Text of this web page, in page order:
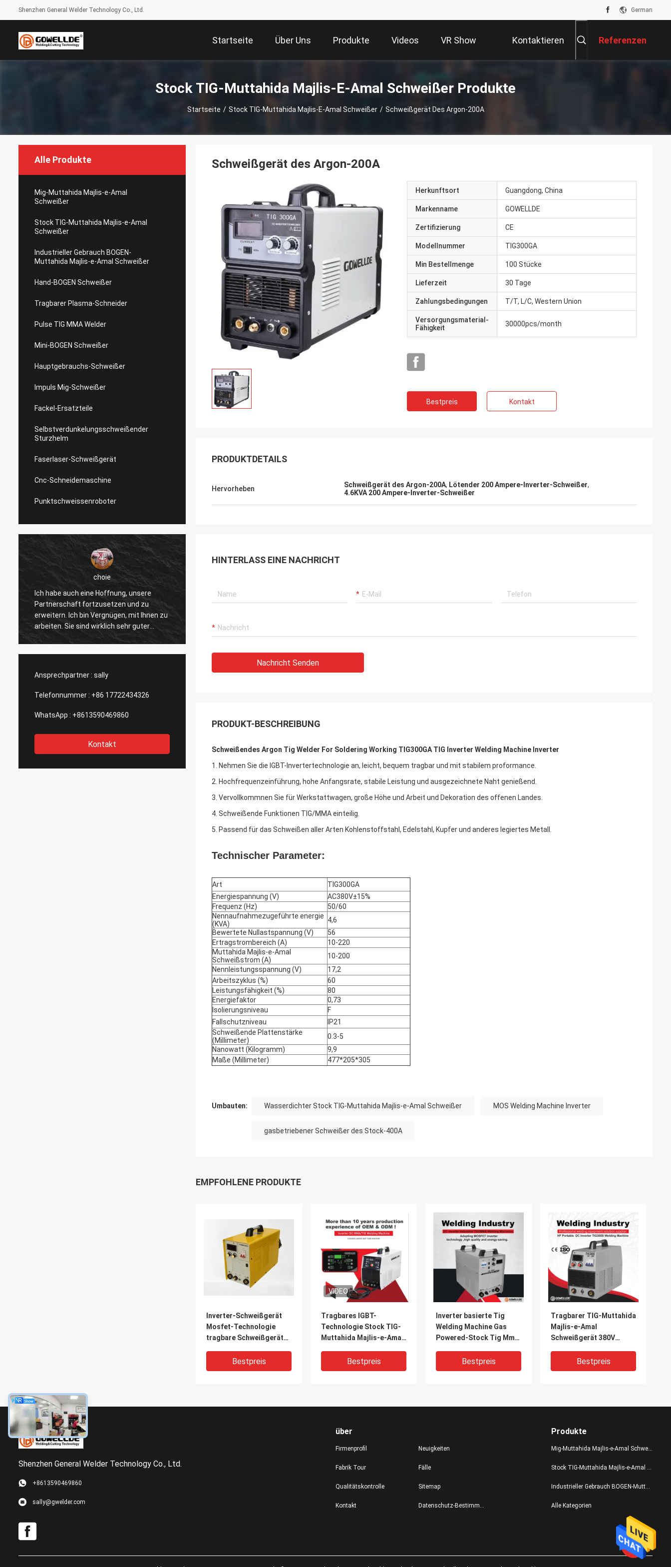
Shenzhen General Welder Technology Co., Ltd. German
Startseite Über Uns Produkte Videos VR Show Kontaktieren Referenzen
Stock TIG-Muttahida Majlis-E-Amal Schweißer Produkte
Startseite / Stock TIG-Muttahida Majlis-E-Amal Schweißer / Schweißgerät Des Argon-200A
Alle Produkte
Mig-Muttahida Majlis-e-Amal
Schweißer
Stock TIG-Muttahida Majlis-e-Amal
Schweißer
Industrieller Gebrauch BOGEN-
Muttahida Majlis-e-Amal Schweißer
Hand-BOGEN Schweißer
Tragbarer Plasma-Schneider
Pulse TIG MMA Welder
Mini-BOGEN Schweißer
Hauptgebrauchs-Schweißer
Impuls Mig-Schweißer
Fackel-Ersatzteile
Selbstverdunkelungsschweißender
Sturzhelm
Faserlaser-Schweißgerät
Cnc-Schneidemaschine
Punktschweissenroboter
choie
Ich habe auch eine Hoffnung, unsere
Partnerschaft fortzusetzen und zu
erweitern. Ich bin Vergnügen, mit Ihnen zu
arbeiten. Sie sind wirklich sehr guter
Fachmann und stützen uns ständig. Die
Ich werde zur Zusammenarbeit mit Ihnen
gefallen, helfen Sie uns, unser zu
andere Kunden, also schätze ich Sie
wirklich, und der Preis ist angemessen
Produkt zu unterzeichnen.
Ansprechpartner : sally
Telefonnummer : +86 17722434326
WhatsApp : +8613590469860
Kontakt
Schweißgerät des Argon-200A
Herkunftsort Guangdong, China
Markenname GOWELLDE
Zertifizierung CE
Modellnummer TIG300GA
Min Bestellmenge 100 Stücke
Lieferzeit 30 Tage
Zahlungsbedingungen T/T, L/C, Western Union
Versorgungsmaterial-
Fähigkeit
30000pcs/month
Bestpreis Kontakt
PRODUKTDETAILS
Hervorheben Schweißgerät des Argon-200A, Lötender 200 Ampere-Inverter-Schweißer,
4.6KVA 200 Ampere-Inverter-Schweißer
HINTERLASS EINE NACHRICHT
Nachricht Senden
PRODUKT-BESCHREIBUNG
Schweißendes Argon Tig Welder For Soldering Working TIG300GA TIG Inverter Welding Machine Inverter
1. Nehmen Sie die IGBT-Invertertechnologie an, leicht, bequem tragbar und mit stabilem proformance.
2. Hochfrequenzeinführung, hohe Anfangsrate, stabile Leistung und ausgezeichnete Naht genießend.
3. Vervollkommnen Sie für Werkstattwagen, große Höhe und Arbeit und Dekoration des offenen Landes.
4. Schweißende Funktionen TIG/MMA einteilig.
5. Passend für das Schweißen aller Arten Kohlenstoffstahl, Edelstahl, Kupfer und anderes legiertes Metall.
Technischer Parameter:
Art
TIG300GA
Energiespannung (V)
AC380V±15%
Frequenz (Hz)
50/60
Nennaufnahmezugeführte energie
(KVA)
4,6
Bewertete Nullastspannung (V)
56
Ertragstrombereich (A)
10-220
Muttahida Majlis-e-Amal
Schweißstrom (A)
10-200
Nennleistungsspannung (V)
17,2
Arbeitszyklus (%)
60
Leistungsfähigkeit (%)
80
Energiefaktor
0,73
Isolierungsniveau
F
Fallschutzniveau
IP21
Schweißende Plattenstärke
(Millimeter)
0.3-5
Nanowatt (Kilogramm)
9,9
Maße (Millimeter)
477*205*305
Umbauten: Wasserdichter Stock TIG-Muttahida Majlis-e-Amal Schweißer MOS Welding Machine Inverter
gasbetriebener Schweißer des Stock-400A
EMPFOHLENE PRODUKTE
Inverter-Schweißgerät
Mosfet-Technologie
tragbare Schweißgeräte
Bogenkraft und
Bogenschweißer
Bestpreis
VIDEO
Tragbares IGBT-
Technologie Stock TIG-
Muttahida Majlis-e-Amal
Wechselstrom-DC
Hochfrequenz-TIG
Bestpreis
Inverter basierte Tig
Welding Machine Gas
Powered-Stock Tig Mma
Mos Welding Machine
Bestpreis
Tragbarer TIG-Muttahida
Majlis-e-Amal
Schweißgerät 380V
Energieeinsparung DC-
Schweißer
Bestpreis
Welder
Stock TIG-Muttahida
tragbarer TIG Machine
Draht-Zufuhr-
IGBT
Schweißgerät-
Fernsteuerungsinverter
der funktions-AC380V
basierte TIG-
Shenzhen General Welder Technology Co., Ltd.
+8613590469860
sally@gwelder.com
über
Firmenprofil
Fabrik Tour
Qualitätskontrolle
Kontakt
Neuigkeiten
Fälle
Sitemap
Datenschutz-Bestimmungen
Produkte
Mig-Muttahida Majlis-e-Amal Schweißer
Stock TIG-Muttahida Majlis-e-Amal Schweißer
Industrieller Gebrauch BOGEN-Muttahida Majlis-e-Amal Schweißer
Alle Kategorien